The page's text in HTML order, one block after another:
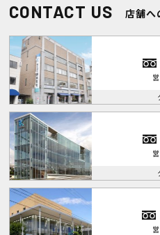
CONTACT US 店舗へ